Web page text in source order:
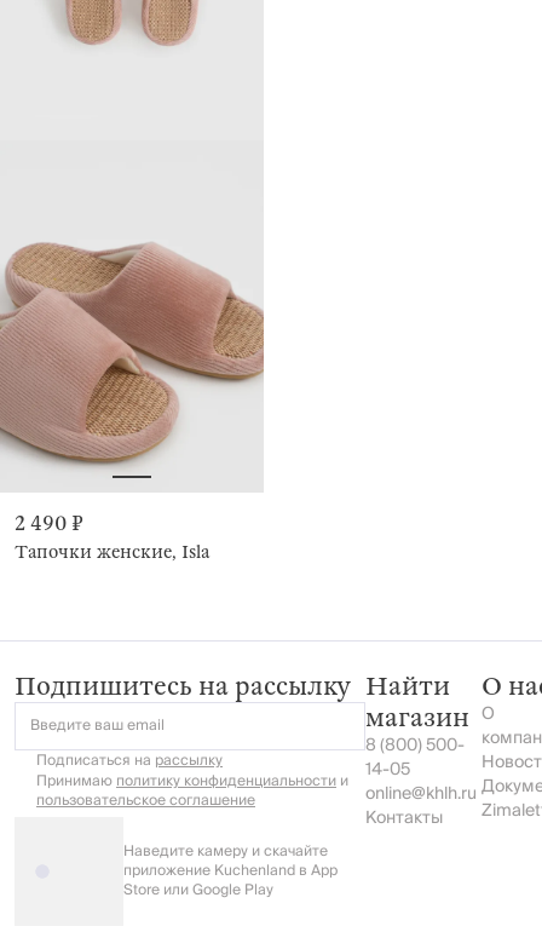
2 490 ₽
Тапочки женские, Isla
Подпишитесь на рассылку
Введите ваш email
Подписаться на рассылку
Принимаюполитику конфиденциальностии
пользовательское соглашение
Наведите камеру и скачайте
приложение Kuchenland в App
Store или Google Play
Найти
магазин
8 (800) 500-
14-05
online@khlh.ru
Контакты
О
О